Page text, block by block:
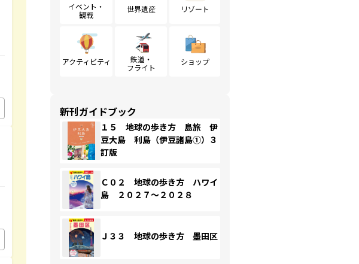
イベント・
観戦
世界遺産 リゾート
アクティビティ
鉄道・
フライト
ショップ
新刊ガイドブック
１５ 地球の歩き方 島旅 伊
豆大島 利島（伊豆諸島①）３
訂版
Ｃ０２ 地球の歩き方 ハワイ
島 ２０２７～２０２８
Ｊ３３ 地球の歩き方 墨田区